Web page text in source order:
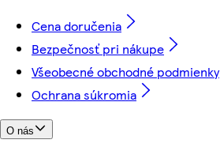
Cena doručenia
Bezpečnosť pri nákupe
Všeobecné obchodné podmienky
Ochrana súkromia
O nás